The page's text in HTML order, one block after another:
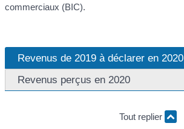
commerciaux (BIC).
Revenus de 2019 à déclarer en 2020
Revenus perçus en 2020
Tout replier